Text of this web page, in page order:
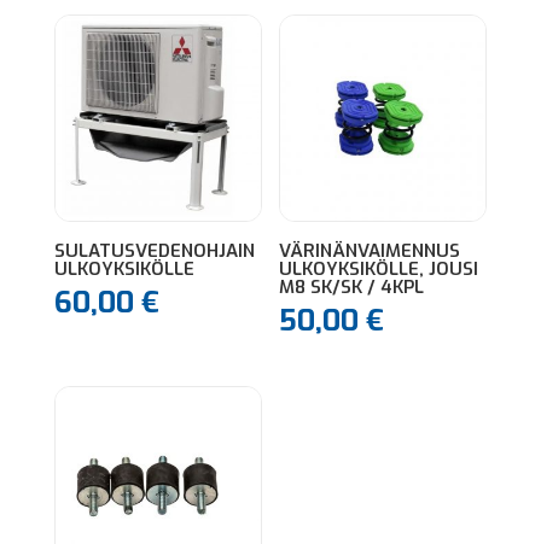
SULATUSVEDENOHJAIN
ULKOYKSIKÖLLE
60,00 €
VÄRINÄNVAIMENNUS
ULKOYKSIKÖLLE, JOUSI
M8 SK/SK / 4KPL
50,00€